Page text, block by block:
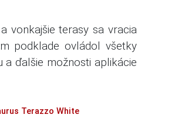
vonkajšie terasy sa vracia
podklade ovládol všetky
ďalšie možnosti aplikácie